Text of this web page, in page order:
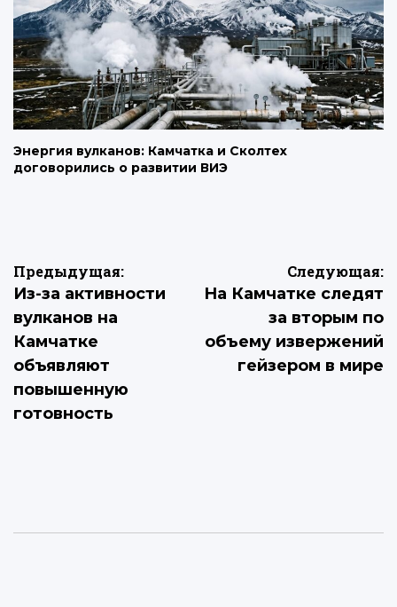
Энергия вулканов: Камчатка и Сколтех
договорились о развитии ВИЭ
Навигация
по
записям
Предыдущая:
Из-за активности
вулканов на
Камчатке
объявляют
повышенную
готовность
Следующая:
На Камчатке следят
за вторым по
объему извержений
гейзером в мире